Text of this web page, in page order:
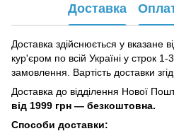
Доставка
Доставка здійснюється у вказане
кур'єром по всій Україні у строк
замовлення. Вартість доставки
Доставка до відділення Нової
від 1999 грн — безкоштовна.
Способи доставки: